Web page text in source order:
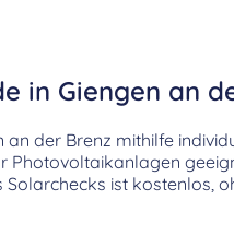
in Giengen an
an der Brenz mithilfe
Photovoltaikanlagen
ist kostenlos,